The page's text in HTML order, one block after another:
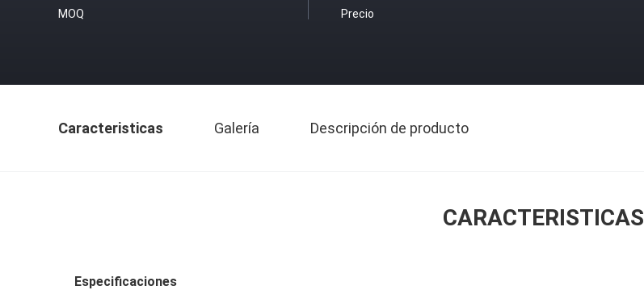
MOQ Precio
Caracteristicas Galería Descripción de producto
CARACTERISTICAS
Especificaciones